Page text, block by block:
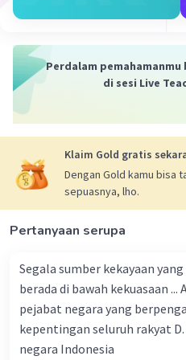
Untuk mewujudkan
perlu mengembangkan
kerja sama, dan
penjelasan ini membantu
Miftah B Community
05 Januari 2024 23:25
Jawaban: Untuk
bangsa, ada beberapa
oleh setiap individu.
1. Menghargai
menghormati perbedaan
dan bahasa adalah
Perdalam
di sesi Live
Klaim Gold gratis
Dengan Gold kamu bisa
sepuasnya, lho.
Pertanyaan serupa
Segala sumber kekayaan
berada di bawah kekuasaan ... A. negara bekas penjajah B.
pejabat negara yang
kepentingan seluruh rakyat
negara Indonesia